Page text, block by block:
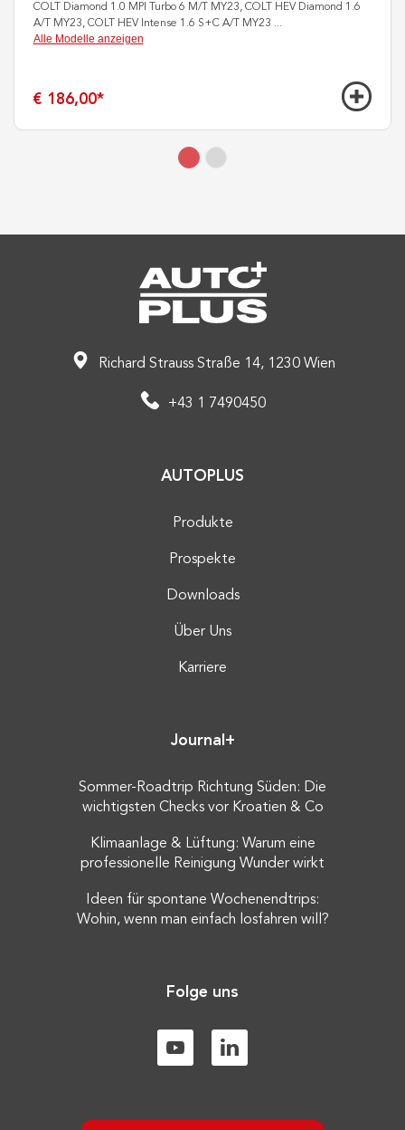
COLT Diamond 1.0 MPI Turbo 6 M/T MY23, COLT HEV Diamond 1.6
A/T MY23, COLT HEV Intense 1.6 S+C A/T MY23 ...
Alle Modelle anzeigen
€ 186,00*
Richard Strauss Straße 14, 1230 Wien
+43 1 7490450
AUTOPLUS
Produkte
Prospekte
Downloads
Über Uns
Karriere
Journal+
Sommer-Roadtrip Richtung Süden: Die
wichtigsten Checks vor Kroatien & Co
Klimaanlage & Lüftung: Warum eine
professionelle Reinigung Wunder wirkt
Ideen für spontane Wochenendtrips:
Wohin, wenn man einfach losfahren will?
Folge uns